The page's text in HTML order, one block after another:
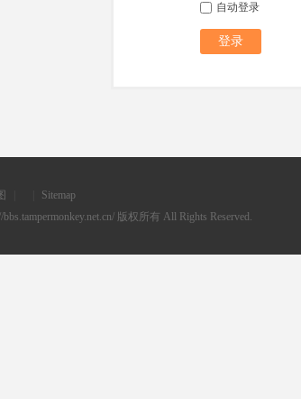
自动登录
登录
Sitemap
bbs.tampermonkey.net.cn/ 版权所有 All Rights Reserved.